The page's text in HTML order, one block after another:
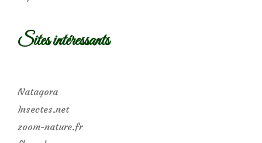
Sites intéressants
Natagora
Insectes.net
zoom-nature.fr